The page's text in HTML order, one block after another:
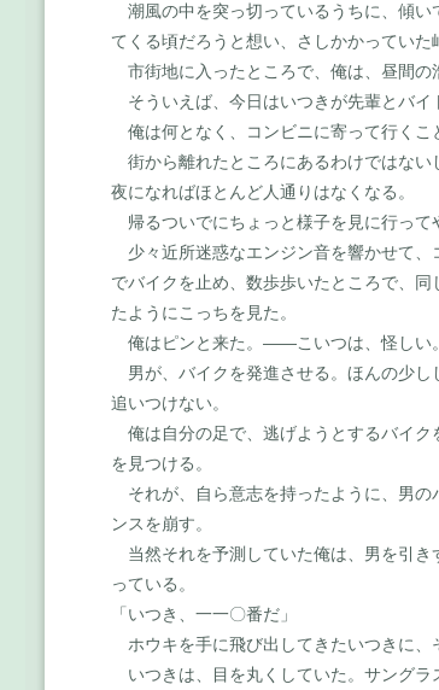
潮風の中を突っ切っているうちに、傾い
てくる頃だろうと想い、さしかかっていた
市街地に入ったところで、俺は、昼間の
そういえば、今日はいつきが先輩とバイ
俺は何となく、コンビニに寄って行くこ
街から離れたところにあるわけではない
夜になればほとんど人通りはなくなる。
帰るついでにちょっと様子を見に行って
少々近所迷惑なエンジン音を響かせて、
でバイクを止め、数歩歩いたところで、
たようにこっちを見た。
俺はピンと来た。――こいつは、怪しい。
男が、バイクを発進させる。ほんの少し
追いつけない。
俺は自分の足で、逃げようとするバイク
を見つける。
それが、自ら意志を持ったように、男の
ンスを崩す。
当然それを予測していた俺は、男を引き
っている。
「いつき、一一〇番だ」
ホウキを手に飛び出してきたいつきに、
いつきは、目を丸くしていた。サングラ